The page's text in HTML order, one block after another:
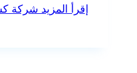
إقرأ المزيد شركة